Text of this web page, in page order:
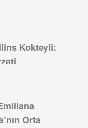
Kokteyli:
Orta